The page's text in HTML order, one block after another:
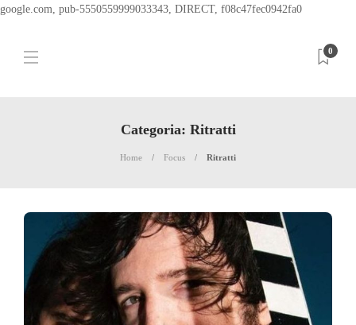
google.com, pub-5550559999033343, DIRECT, f08c47fec0942fa0
0
Categoria: Ritratti
Home Focus Ritratti